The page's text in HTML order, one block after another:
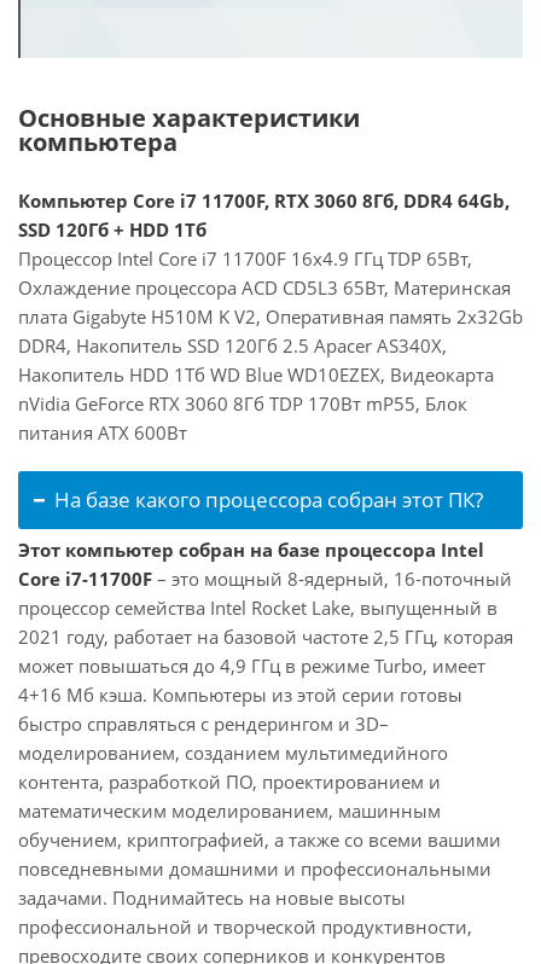
Основные характеристики
компьютера
Компьютер Core i7 11700F, RTX 3060 8Гб, DDR4 64Gb,
SSD 120Гб + HDD 1Тб
Процессор Intel Core i7 11700F 16x4.9 ГГц TDP 65Вт,
Охлаждение процессора ACD CD5L3 65Вт, Материнская
плата Gigabyte H510M K V2, Оперативная память 2x32Gb
DDR4, Накопитель SSD 120Гб 2.5 Apacer AS340X,
Накопитель HDD 1Тб WD Blue WD10EZEX, Видеокарта
nVidia GeForce RTX 3060 8Гб TDP 170Вт mP55, Блок
питания ATX 600Вт
На базе какого процессора собран этот ПК?
Этот компьютер собран на базе процессора Intel
Core i7-11700F – это мощный 8-ядерный, 16-поточный
процессор семейства Intel Rocket Lake, выпущенный в
2021 году, работает на базовой частоте 2,5 ГГц, которая
может повышаться до 4,9 ГГц в режиме Turbo, имеет
4+16 Мб кэша. Компьютеры из этой серии готовы
быстро справляться с рендерингом и 3D–
моделированием, созданием мультимедийного
контента, разработкой ПО, проектированием и
математическим моделированием, машинным
обучением, криптографией, а также со всеми вашими
повседневными домашними и профессиональными
задачами. Поднимайтесь на новые высоты
профессиональной и творческой продуктивности,
превосходите своих соперников и конкурентов